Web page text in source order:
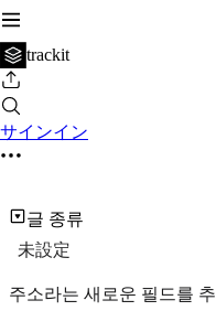
trackit
サインイン
글 종류
未設定
주소라는 새로운 필드를